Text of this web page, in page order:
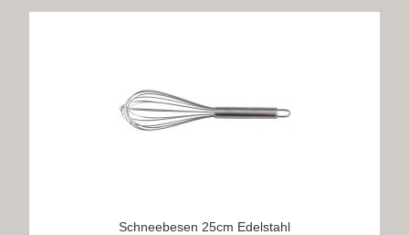
Schneebesen 25cm Edelstahl